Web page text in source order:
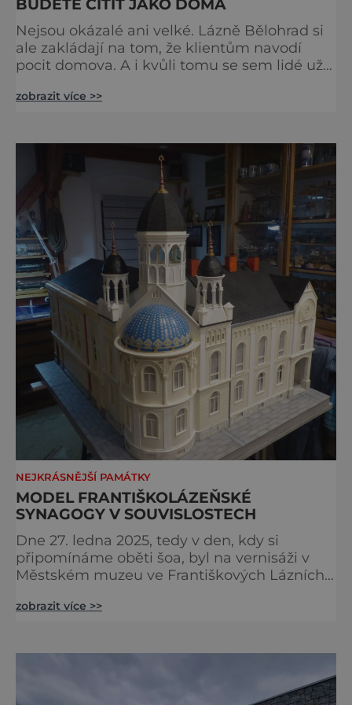
BUDETE CÍTIT JAKO DOMA
Nejsou okázalé ani velké. Lázně Bělohrad si
ale zakládají na tom, že klientům navodí
pocit domova. A i kvůli tomu se sem lidé už
lázeňské koncerty ani velkolepé akce.
nevšimne, ani se jí kolonáda vlastně neříká.
zobrazit více >>
NEJKRÁSNĚJŠÍ PAMÁTKY
MODEL FRANTIŠKOLÁZEŇSKÉ
SYNAGOGY V SOUVISLOSTECH
Dne 27. ledna 2025, tedy v den, kdy si
připomínáme oběti šoa, byl na vernisáži v
Městském muzeu ve Františkových Lázních
nacisty zničena v roce 1938. Do lázeňského
některé události spojené s touto významnou
stavbou. [gallery ids="917
zobrazit více >>